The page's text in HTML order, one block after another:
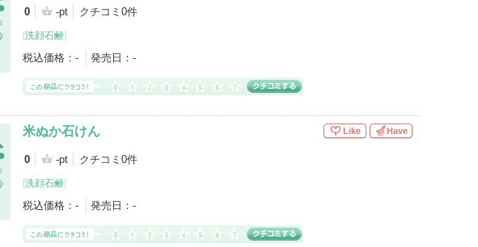
0 -pt クチコミ0件
[洗顔石鹸]
税込価格： - 発売日： -
米ぬか石けん
0 -pt クチコミ0件
[洗顔石鹸]
税込価格： - 発売日： -
Like Have